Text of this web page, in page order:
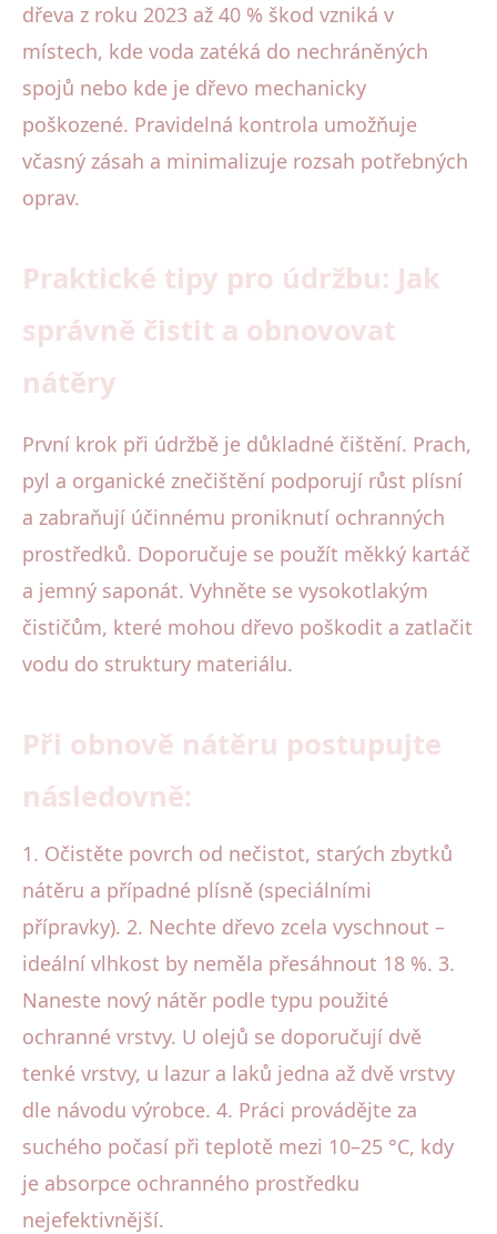
dřeva z roku 2023 až 40 % škod vzniká v
místech, kde voda zatéká do nechráněných
spojů nebo kde je dřevo mechanicky
poškozené. Pravidelná kontrola umožňuje
včasný zásah a minimalizuje rozsah potřebných
oprav.
Praktické tipy pro údržbu: Jak
správně čistit a obnovovat
nátěry
První krok při údržbě je důkladné čištění. Prach,
pyl a organické znečištění podporují růst plísní
a zabraňují účinnému proniknutí ochranných
prostředků. Doporučuje se použít měkký kartáč
a jemný saponát. Vyhněte se vysokotlakým
čističům, které mohou dřevo poškodit a zatlačit
vodu do struktury materiálu.
Při obnově nátěru postupujte
následovně:
1. Očistěte povrch od nečistot, starých zbytků
nátěru a případné plísně (speciálními
přípravky). 2. Nechte dřevo zcela vyschnout –
ideální vlhkost by neměla přesáhnout 18 %. 3.
Naneste nový nátěr podle typu použité
ochranné vrstvy. U olejů se doporučují dvě
tenké vrstvy, u lazur a laků jedna až dvě vrstvy
dle návodu výrobce. 4. Práci provádějte za
suchého počasí při teplotě mezi 10–25 °C, kdy
je absorpce ochranného prostředku
nejefektivnější.